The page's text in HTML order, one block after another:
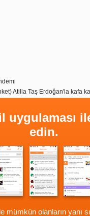
Atilla Taş Erdoğan'la kafa
uygulaması
edin.
mümkün olanların yanı